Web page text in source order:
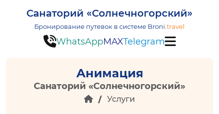
Санаторий «Солнечногорский»
Бронирование путевок в системе Broni. travel
WhatsAppMAXTelegram
Анимация
Санаторий «Солнечногорский»
Услуги